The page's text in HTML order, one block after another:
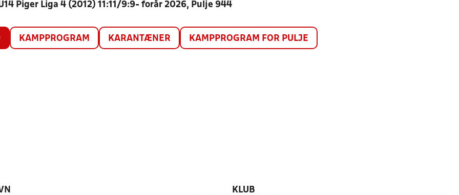
Piger Liga 4 (2012) 11:11/9:9- forår 2026, Pulje 944
KAMPPROGRAM KARANTÆNER KAMPPROGRAM FOR PULJE
KLUB